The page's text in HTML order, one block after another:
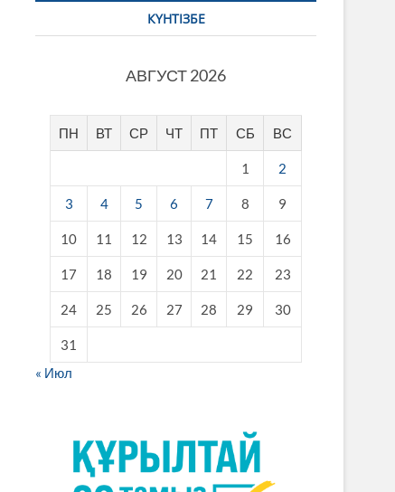
КҮНТІЗБЕ
АВГУСТ 2026
ПН ВТ СР ЧТ ПТ СБ ВС
1 2
3 4 5 6 7 8 9
10 11 12 13 14 15 16
17 18 19 20 21 22 23
24 25 26 27 28 29 30
31
« Июл